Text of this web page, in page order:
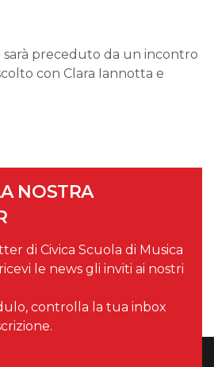
sarà preceduto da un incontro
con Clara Iannotta e
NOSTRA
di Civica Scuola di Musica
le news gli inviti ai nostri
controlla la tua inbox